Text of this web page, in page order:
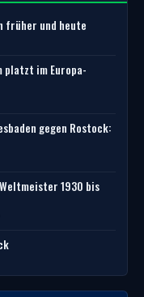
früher und heute
platzt im Europa-
gegen Rostock:
1930 bis